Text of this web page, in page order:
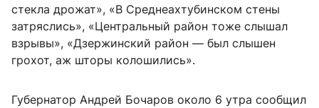
стекла дрожат», «В Среднеахтубинском стены
затряслись», «Центральный район тоже слышал
взрывы», «Дзержинский район — был слышен
грохот, аж шторы колошились».
Губернатор Андрей Бочаров около 6 утра сообщил